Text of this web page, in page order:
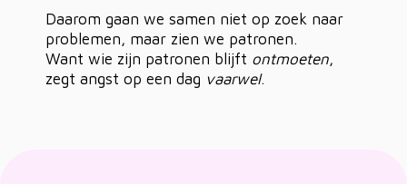
Daarom gaan we samen niet op zoek naar
problemen, maar zien we patronen.
Want wie zijn patronen blijft ontmoeten,
zegt angst op een dag vaarwel.